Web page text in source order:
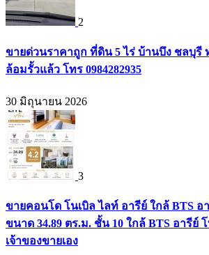
2
ขายด่วนราคาถูก ที่ดิน 5 ไร่ บ้านบึง ชลบุรี
ล้อมรั้วแล้ว โทร 0984282935
30 มิถุนายน 2026
3
ขายคอนโด โนเบิล ไลท์ อารีย์ ใกล้ BTS อ
ขนาด 34.89 ตร.ม. ชั้น 10 ใกล้ BTS อารีย์ โ
เจ้าของขายเอง